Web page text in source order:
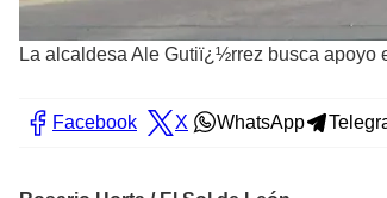
La alcaldesa Ale Gutiï¿½rrez busca apoyo
Facebook X WhatsApp